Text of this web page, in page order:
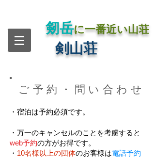
剱岳に一番近い山荘
​剣山荘
​ご予約・問い合わせ
・宿泊は予約必須です。
・万一のキャンセルのことを考慮すると
web予約の方がお得です。
・ 10名様以上の団体のお客様は電話予約